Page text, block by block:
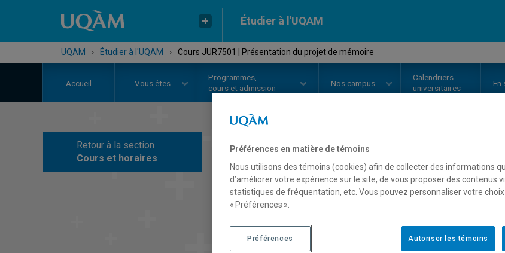
Étudier à l'UQAM
UQAM › Étudier à l'UQAM › Cours JUR7501 | Présentation du projet de mémoire
Accueil Vous êtes
Programmes,
cours et admission
Nos campus
Calendriers
universitaires
En
Retour à la section
Cours et horaires
COURS// JUR7501
Description
Préférences en matière de témoins
Nous utilisons des témoins (cookies) afin de collecter des informations
d’améliorer votre expérience sur le site, de vous proposer des contenus
statistiques de fréquentation, etc. Vous pouvez personnaliser votre
« Préférences ».
Autoriser les témoins
Préférences